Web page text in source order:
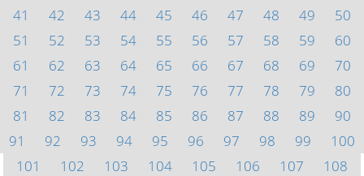
41
42 43 44 45 46 47 48 49
50
51
52 53 54 55 56 57 58 59
60
61
62 63 64 65 66 67 68 69
70
71
72 73 74 75 76 77 78 79
80
81
82 83 84 85 86 87 88 89
90
91
92 93 94 95 96 97 98 99
100
101
102 103 104 105 106 107
108